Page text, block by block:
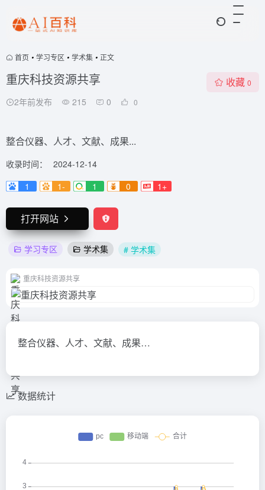
首页 • 学习专区 • 学术集 • 正文
重庆科技资源共享
2年前发布 215 0 0
收藏 0
整合仪器、人才、文献、成果...
收录时间：
2024-12-14
1
1- 1 0 1+
打开网站
学习专区 学术集 # 学术集
重庆科技资源共享
整合仪器、人才、文献、成果…
数据统计